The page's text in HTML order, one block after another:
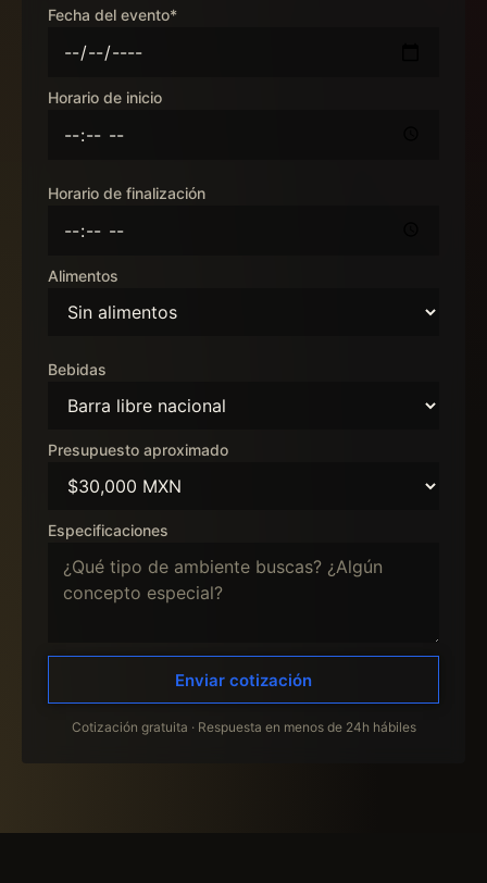
Fecha del evento*
Horario de inicio
Horario de finalización
Alimentos
Bebidas
Presupuesto aproximado
Especificaciones
Enviar cotización
Cotización gratuita · Respuesta en menos de 24h hábiles